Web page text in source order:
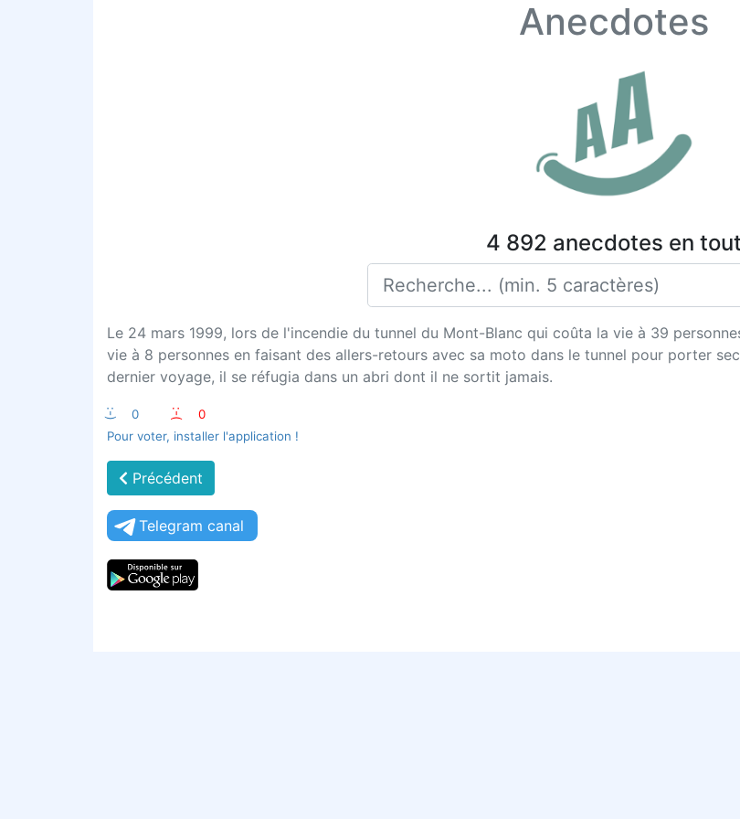
Anecdotes
4 892 anecdotes en tout
Le 24 mars 1999, lors de l'incendie du tunnel du Mont-Blanc qui coûta la vie à 39
vie à 8 personnes en faisant des allers-retours avec sa moto dans le tunnel pour porter
dernier voyage, il se réfugia dans un abri dont il ne sortit jamais.
:-) 0 :-(
0
Pour voter, installer l'application !
Précédent
Telegram canal